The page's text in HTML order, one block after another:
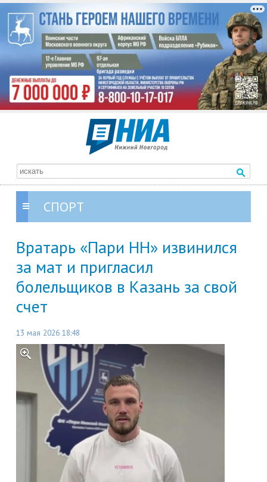
СПОРТ
Вратарь «Пари НН» извинился
за мат и пригласил
болельщиков в Казань за свой
счет
13 мая 2026 18:48